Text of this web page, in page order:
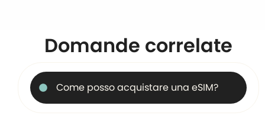
Domande correlate
Come posso acquistare una eSIM?